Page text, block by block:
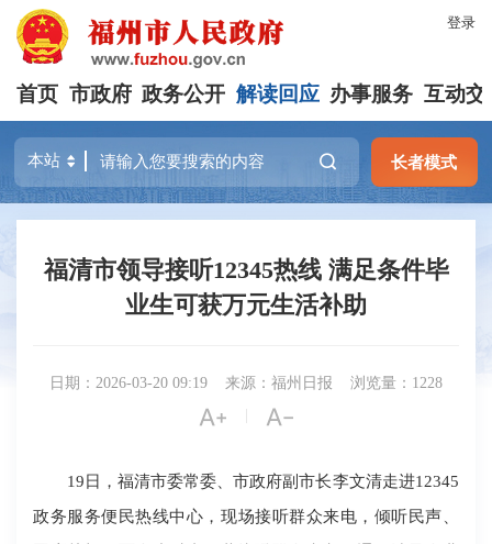
登录
首页 市政府 政务公开 解读回应 办事服务 互动交
长者模式
福清市领导接听12345热线 满足条件毕
业生可获万元生活补助
日期：2026-03-20 09:19 来源：福州日报 浏览量：1228
 | 
19日，福清市委常委、市政府副市长李文清走进12345
政务服务便民热线中心，现场接听群众来电，倾听民声、